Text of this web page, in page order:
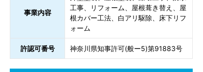
事業内容
工事、リフォーム、屋根葺き替え、屋
根カバー工法、白アリ駆除、床下リフ
ォーム
許認可番号 神奈川県知事許可(般ー5)第91883号